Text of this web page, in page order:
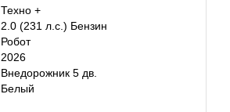
Техно +
2.0 (231 л.с.) Бензин
Робот
2026
Внедорожник 5 дв.
Белый